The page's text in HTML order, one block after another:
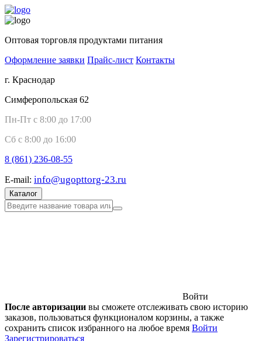
Оптовая торговля продуктами питания
Оформление заявки Прайс-лист Контакты
г. Краснодар
Симферопольская 62
Пн-Пт с 8:00 до 17:00
Сб с 8:00 до 16:00
8 (861) 236-08-55
E-mail: info@ugopttorg-23.ru
Каталог
Войти
После авторизации вы сможете отслеживать свою историю
заказов, пользоваться функционалом корзины, а также
сохранить список избранного на любое время Войти
Зарегистрироваться